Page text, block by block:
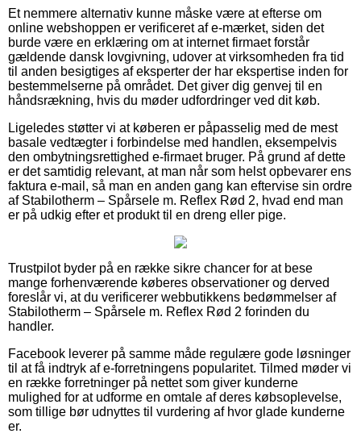
Et nemmere alternativ kunne måske være at efterse om
online webshoppen er verificeret af e-mærket, siden det
burde være en erklæring om at internet firmaet forstår
gældende dansk lovgivning, udover at virksomheden fra tid
til anden besigtiges af eksperter der har ekspertise inden for
bestemmelserne på området. Det giver dig genvej til en
håndsrækning, hvis du møder udfordringer ved dit køb.
Ligeledes støtter vi at køberen er påpasselig med de mest
basale vedtægter i forbindelse med handlen, eksempelvis
den ombytningsrettighed e-firmaet bruger. På grund af dette
er det samtidig relevant, at man når som helst opbevarer ens
faktura e-mail, så man en anden gang kan eftervise sin ordre
af Stabilotherm – Spårsele m. Reflex Rød 2, hvad end man
er på udkig efter et produkt til en dreng eller pige.
Trustpilot byder på en række sikre chancer for at bese
mange forhenværende køberes observationer og derved
foreslår vi, at du verificerer webbutikkens bedømmelser af
Stabilotherm – Spårsele m. Reflex Rød 2 forinden du
handler.
Facebook leverer på samme måde regulære gode løsninger
til at få indtryk af e-forretningens popularitet. Tilmed møder vi
en række forretninger på nettet som giver kunderne
mulighed for at udforme en omtale af deres købsoplevelse,
som tillige bør udnyttes til vurdering af hvor glade kunderne
er.